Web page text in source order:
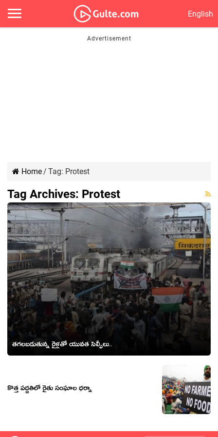
English
Home/ Tag: Protest
Tag Archives: Protest
త‌గ‌ల‌బ‌డుతున్న రైళ్ల‌తో యువ‌త సెల్ఫీలు..
కొత్త పద్దతిలో రైతు సంఘాల ధర్నా